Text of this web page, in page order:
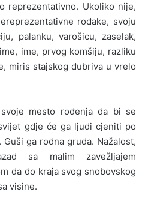
reprezentativno. Ukoliko nije,
rođake, svoju
palanku, varošicu, zaselak,
ime, prvog komšiju, razliku
miris stajskog đubriva u vrelo
mesto rođenja da bi se
gdje će ga ljudi cjeniti po
. Guši ga rodna gruda. Nažalost,
sa malim zavežljajem
da do kraja svog snobovskog
visine.